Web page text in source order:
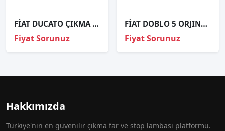
FİAT DUCATO ÇIKMA SAĞ FAR ÜST KAPAĞI OEM, 06530070
Fiyat Sorunuz
FİAT DOBLO 5 ORJINAL ÇIKMA SAĞ FAR DÜZ 1
Fiyat Sorunuz
Hakkımızda
Türkiye'nin en güvenilir çıkma far ve stop lambası platformu.